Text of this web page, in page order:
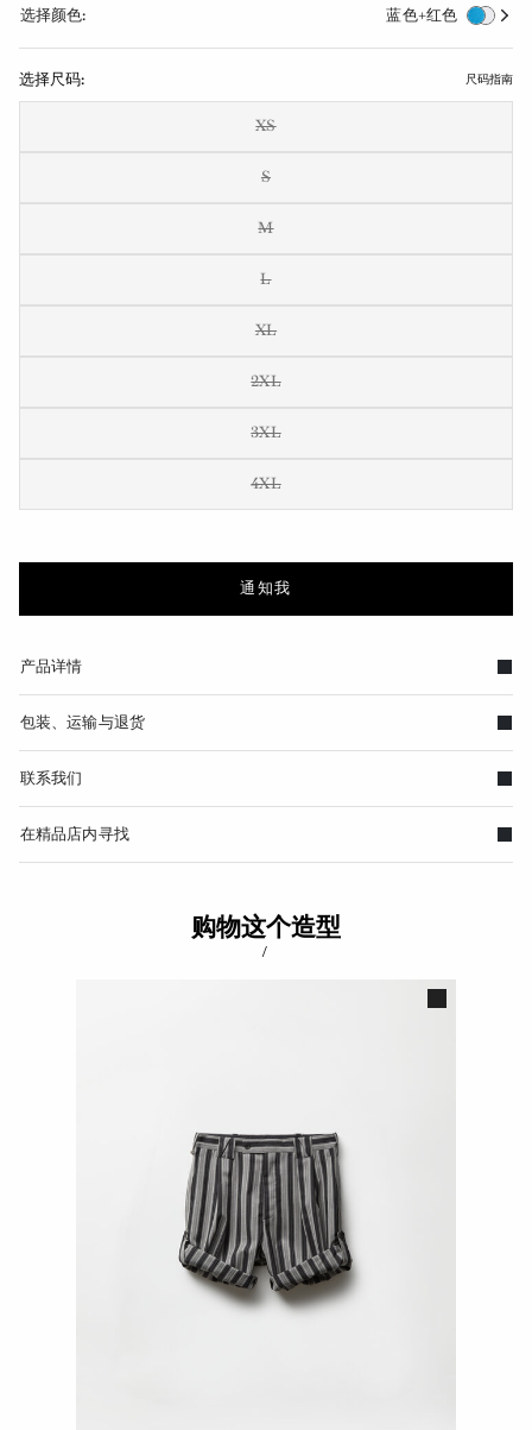
选择颜色: 蓝色+红色
选择尺码: 尺码指南
XS
S
M
L
XL
2XL
3XL
4XL
通知我
产品详情
包装、运输与退货
联系我们
在精品店内寻找
购物这个造型
/